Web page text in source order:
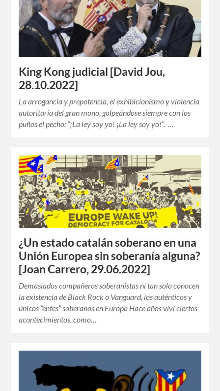
King Kong judicial [David Jou,
28.10.2022]
La arrogancia y prepotencia, el exhibicionismo y violencia
autoritaria del gran mono, golpeándose siempre con los
puños el pecho: “¡La ley soy yo! ¡La ley soy yo!”. …
¿Un estado catalán soberano en una
Unión Europea sin soberanía alguna?
[Joan Carrero, 29.06.2022]
Demasiados compañeros soberanistas ni tan solo conocen
la existencia de Black Rock o Vanguard, los auténticos y
únicos “entes” soberanos en Europa Hace años viví ciertos
acontecimientos, como…